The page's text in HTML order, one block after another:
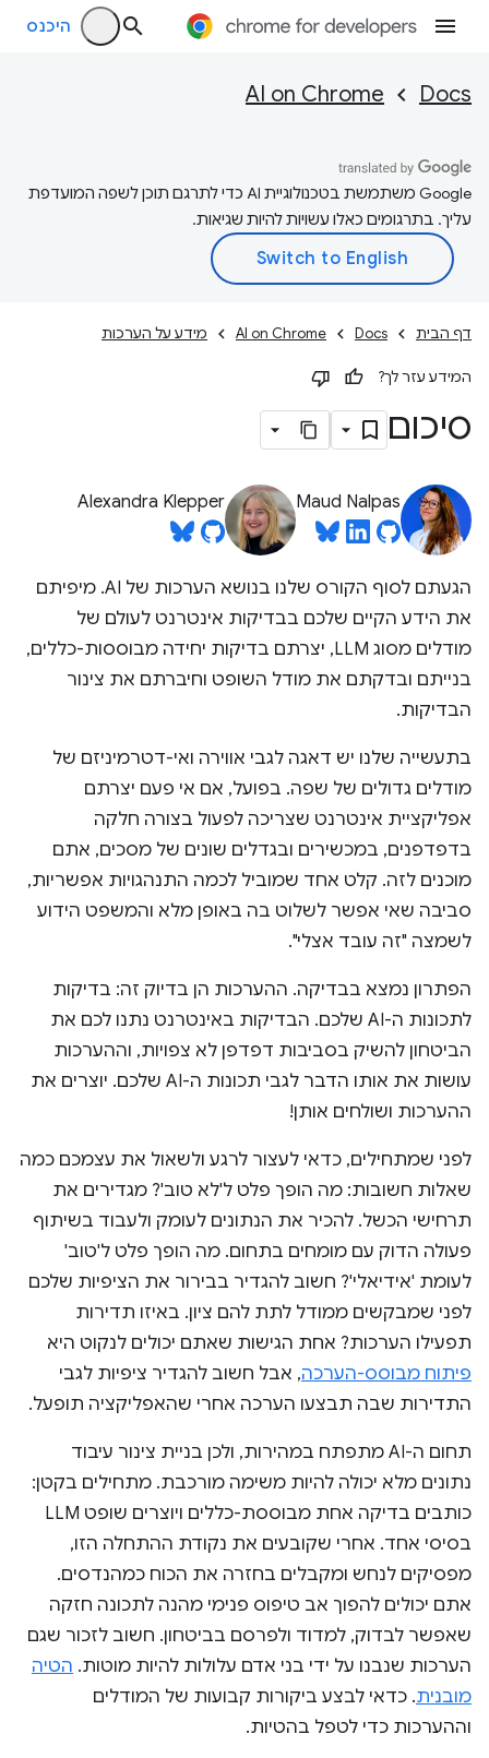
היכנס
Docs
AI on Chrome
‫Google משתמשת בטכנולוגיית AI כדי לתרגם תוכן לשפה המועדפת
עליך. בתרגומים כאלו עשויות להיות שגיאות.
דף הבית Docs
AI on Chrome מידע על הערכות
המידע עזר לך?
סיכום
Maud Nalpas
Alexandra Klepper
הגעתם לסוף הקורס שלנו בנושא הערכות של AI. מיפיתם
את הידע הקיים שלכם בבדיקות אינטרנט לעולם של
מודלים מסוג LLM, יצרתם בדיקות יחידה מבוססות-כללים,
בנייתם ובדקתם את מודל השופט וחיברתם את צינור
הבדיקות.
בתעשייה שלנו יש דאגה לגבי אווירה ואי-דטרמיניזם של
מודלים גדולים של שפה. בפועל, אם אי פעם יצרתם
אפליקציית אינטרנט שצריכה לפעול בצורה חלקה
בדפדפנים, במכשירים ובגדלים שונים של מסכים, אתם
מוכנים לזה. קלט אחד שמוביל לכמה התנהגויות אפשריות,
סביבה שאי אפשר לשלוט בה באופן מלא והמשפט הידוע
לשמצה "זה עובד אצלי".
הפתרון נמצא בבדיקה. ההערכות הן בדיוק זה: בדיקות
לתכונות ה-AI שלכם. הבדיקות באינטרנט נתנו לכם את
הביטחון להשיק בסביבות דפדפן לא צפויות, וההערכות
עושות את אותו הדבר לגבי תכונות ה-AI שלכם. יוצרים את
ההערכות ושולחים אותן!
לפני שמתחילים, כדאי לעצור לרגע ולשאול את עצמכם כמה
שאלות חשובות: מה הופך פלט ל'לא טוב'? מגדירים את
תרחישי הכשל. להכיר את הנתונים לעומק ולעבוד בשיתוף
פעולה הדוק עם מומחים בתחום. מה הופך פלט ל'טוב'
לעומת 'אידיאלי'? חשוב להגדיר בבירור את הציפיות שלכם
לפני שמבקשים ממודל לתת להם ציון. באיזו תדירות
תפעילו הערכות? אחת הגישות שאתם יכולים לנקוט היא
פיתוח מבוסס-הערכה, אבל חשוב להגדיר ציפיות לגבי
התדירות שבה תבצעו הערכה אחרי שהאפליקציה תופעל.
תחום ה-AI מתפתח במהירות, ולכן בניית צינור עיבוד
נתונים מלא יכולה להיות משימה מורכבת. מתחילים בקטן:
כותבים בדיקה אחת מבוססת-כללים ויוצרים שופט LLM
בסיסי אחד. אחרי שקובעים את נקודת ההתחלה הזו,
מפסיקים לנחש ומקבלים בחזרה את הכוח כמהנדסים.
אתם יכולים להפוך אב טיפוס פנימי מהנה לתכונה חזקה
שאפשר לבדוק, למדוד ולפרסם בביטחון. חשוב לזכור שגם
הערכות שנבנו על ידי בני אדם עלולות להיות מוטות. הטיה
מובנית. כדאי לבצע ביקורות קבועות של המודלים
וההערכות כדי לטפל בהטיות.